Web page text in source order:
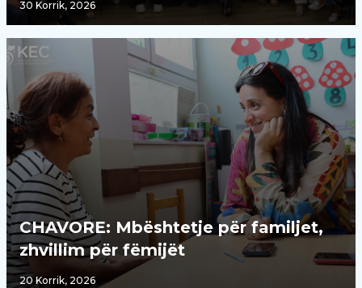
30 Korrik, 2026
CHAVORE: Mbështetje për familjet,
zhvillim për fëmijët
20 Korrik, 2026